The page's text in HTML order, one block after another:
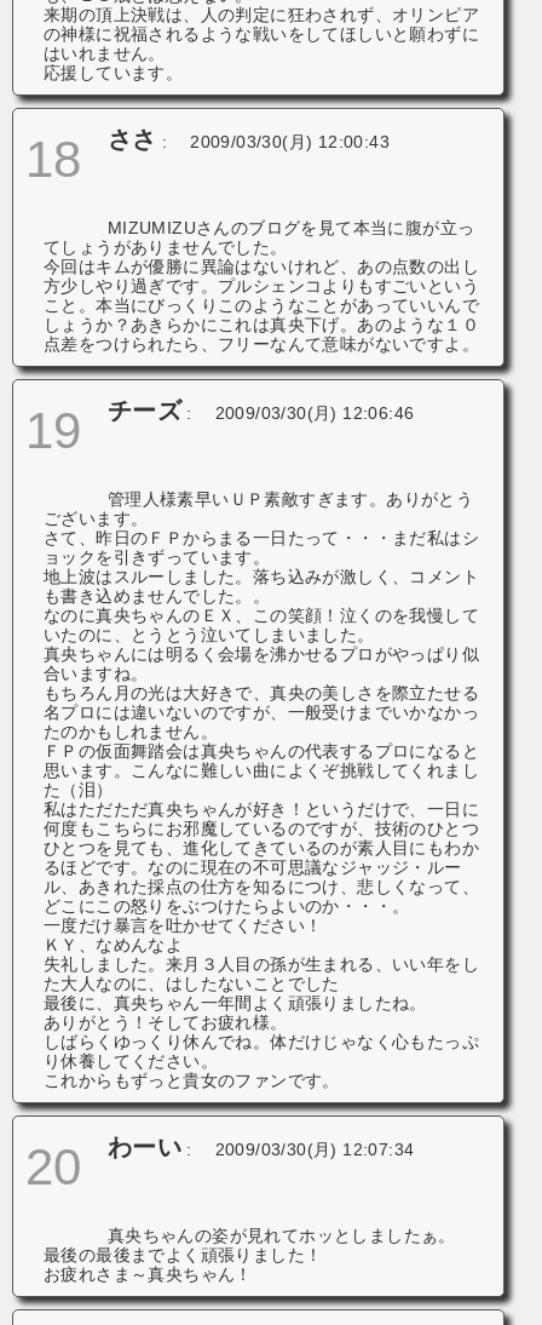
来期の頂上決戦は、人の判定に狂わされず、オリンピア
の神様に祝福されるような戦いをしてほしいと願わずに
はいれません。
応援しています。
18 ささ : 2009/03/30(月) 12:00:43
MIZUMIZUさんのブログを見て本当に腹が立っ
てしょうがありませんでした。
今回はキムが優勝に異論はないけれど、あの点数の出し
方少しやり過ぎです。プルシェンコよりもすごいという
こと。本当にびっくりこのようなことがあっていいんで
しょうか？あきらかにこれは真央下げ。あのような１０
点差をつけられたら、フリーなんて意味がないですよ。
19 チーズ : 2009/03/30(月) 12:06:46
管理人様素早いＵＰ素敵すぎます。ありがとう
ございます。
さて、昨日のＦＰからまる一日たって・・・まだ私はシ
ョックを引きずっています。
地上波はスルーしました。落ち込みが激しく、コメント
も書き込めませんでした。。
なのに真央ちゃんのＥＸ、この笑顔！泣くのを我慢して
いたのに、とうとう泣いてしまいました。
真央ちゃんには明るく会場を沸かせるプロがやっぱり似
合いますね。
もちろん月の光は大好きで、真央の美しさを際立たせる
名プロには違いないのですが、一般受けまでいかなかっ
たのかもしれません。
ＦＰの仮面舞踏会は真央ちゃんの代表するプロになると
思います。こんなに難しい曲によくぞ挑戦してくれまし
た（泪）
私はただただ真央ちゃんが好き！というだけで、一日に
何度もこちらにお邪魔しているのですが、技術のひとつ
ひとつを見ても、進化してきているのが素人目にもわか
るほどです。なのに現在の不可思議なジャッジ・ルー
ル、あきれた採点の仕方を知るにつけ、悲しくなって、
どこにこの怒りをぶつけたらよいのか・・・。
一度だけ暴言を吐かせてください！
ＫＹ、なめんなよ
失礼しました。来月３人目の孫が生まれる、いい年をし
た大人なのに、はしたないことでした
最後に、真央ちゃん一年間よく頑張りましたね。
ありがとう！そしてお疲れ様。
しばらくゆっくり休んでね。体だけじゃなく心もたっぷ
り休養してください。
これからもずっと貴女のファンです。
20 わーい : 2009/03/30(月) 12:07:34
真央ちゃんの姿が見れてホッとしましたぁ。
最後の最後までよく頑張りました！
お疲れさま～真央ちゃん！